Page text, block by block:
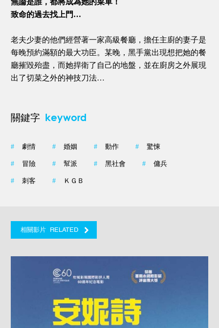
致命的過去找上門…
老夫少妻的他們經營著一家高級餐廳，擔任主廚的妻子是
每晚預約滿額的最大功臣。某晚，黑手黨出現想把她的餐
廳摧毀殆盡，而她捍衛了自己的地盤，並在廚房之外展現
出了切菜之外的神技刀法…
關鍵字 keyword
# 劇情 # 婚姻 # 動作 # 驚悚
# 冒險 # 幫派 # 黑社會 # 傭兵
# 刺客 # ＫＧＢ
相關影片 RELATED